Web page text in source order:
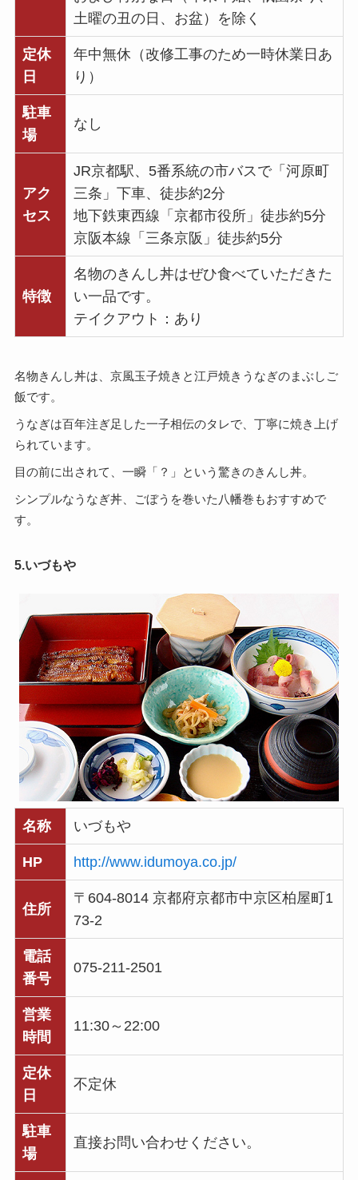
土曜の丑の日、お盆）を除く
定休
日
年中無休（改修工事のため一時休業日あ
り）
駐車
場
なし
アク
セス
JR京都駅、5番系統の市バスで「河原町
三条」下車、徒歩約2分
地下鉄東西線「京都市役所」徒歩約5分
京阪本線「三条京阪」徒歩約5分
特徴
名物のきんし丼はぜひ食べていただきた
い一品です。
テイクアウト：あり
名物きんし丼は、京風玉子焼きと江戸焼きうなぎのまぶしご
飯です。
うなぎは百年注ぎ足した一子相伝のタレで、丁寧に焼き上げ
られています。
目の前に出されて、一瞬「？」という驚きのきんし丼。
シンプルなうなぎ丼、ごぼうを巻いた八幡巻もおすすめで
す。
5.いづもや
名称 いづもや
HP http://www.idumoya.co.jp/
住所
〒604-8014 京都府京都市中京区柏屋町1
73-2
電話
番号
075-211-2501
営業
時間
11:30～22:00
定休
日
不定休
駐車
場
直接お問い合わせください。